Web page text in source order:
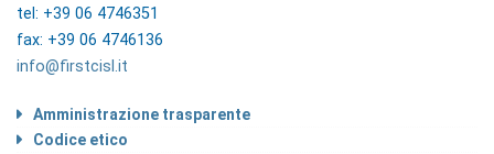
tel: +39 06 4746351
fax: +39 06 4746136
info@firstcisl.it
Amministrazione trasparente
Codice etico